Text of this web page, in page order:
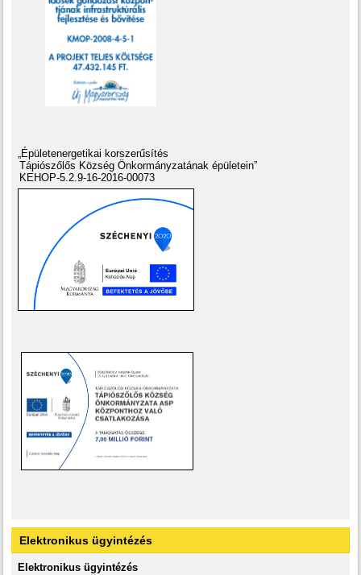
„Épületenergetikai korszerűsítés
Tápiószőlős Község Önkormányzatának épületein”
KEHOP-5.2.9-16-2016-00073
Elektronikus ügyintézés
Elektronikus ügyintézés